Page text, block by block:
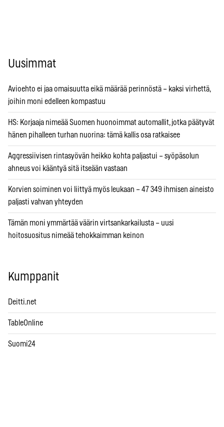
Uusimmat
Avioehto ei jaa omaisuutta eikä määrää perinnöstä – kaksi virhettä,
joihin moni edelleen kompastuu
HS: Korjaaja nimeää Suomen huonoimmat automallit, jotka päätyvät
hänen pihalleen turhan nuorina: tämä kallis osa ratkaisee
Aggressiivisen rintasyövän heikko kohta paljastui – syöpäsolun
ahneus voi kääntyä sitä itseään vastaan
Korvien soiminen voi liittyä myös leukaan – 47 349 ihmisen aineisto
paljasti vahvan yhteyden
Tämän moni ymmärtää väärin virtsankarkailusta – uusi
hoitosuositus nimeää tehokkaimman keinon
Kumppanit
Deitti.net
TableOnline
Suomi24